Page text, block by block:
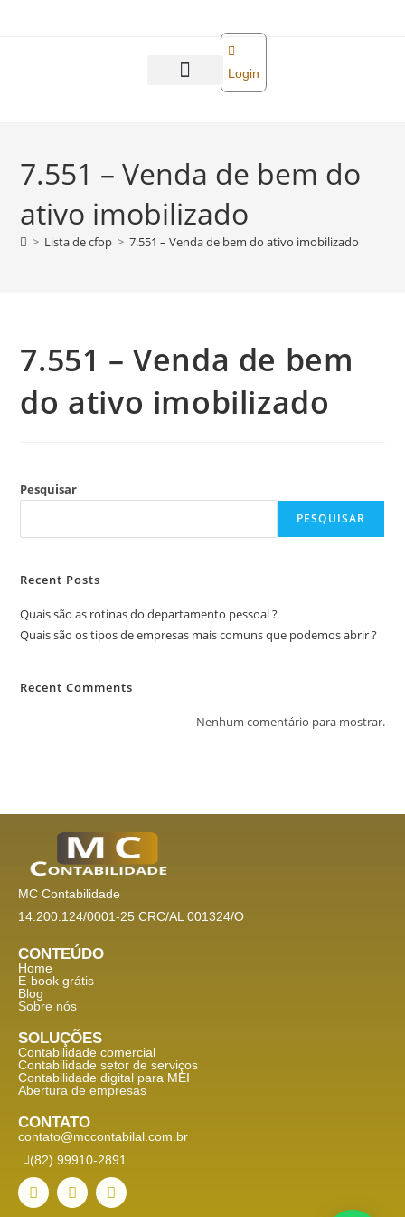
Login
7.551 – Venda de bem do
ativo imobilizado
> Lista de cfop > 7.551 – Venda de bem do ativo imobilizado
7.551 – Venda de bem
do ativo imobilizado
Pesquisar
PESQUISAR
Recent Posts
Quais são as rotinas do departamento pessoal ?
Quais são os tipos de empresas mais comuns que podemos abrir ?
Recent Comments
Nenhum comentário para mostrar.
MC Contabilidade
14.200.124/0001-25 CRC/AL 001324/O
CONTEÚDO
Home
E-book grátis
Blog
Sobre nós
SOLUÇÕES
Contabilidade comercial
Contabilidade setor de serviços
Contabilidade digital para MEI
Abertura de empresas
CONTATO
contato@mccontabilal.com.br
(82) 99910-2891